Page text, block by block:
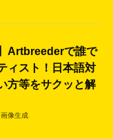
Artbreederで誰で
ィスト！日本語対
方等をサクッと解
画像生成